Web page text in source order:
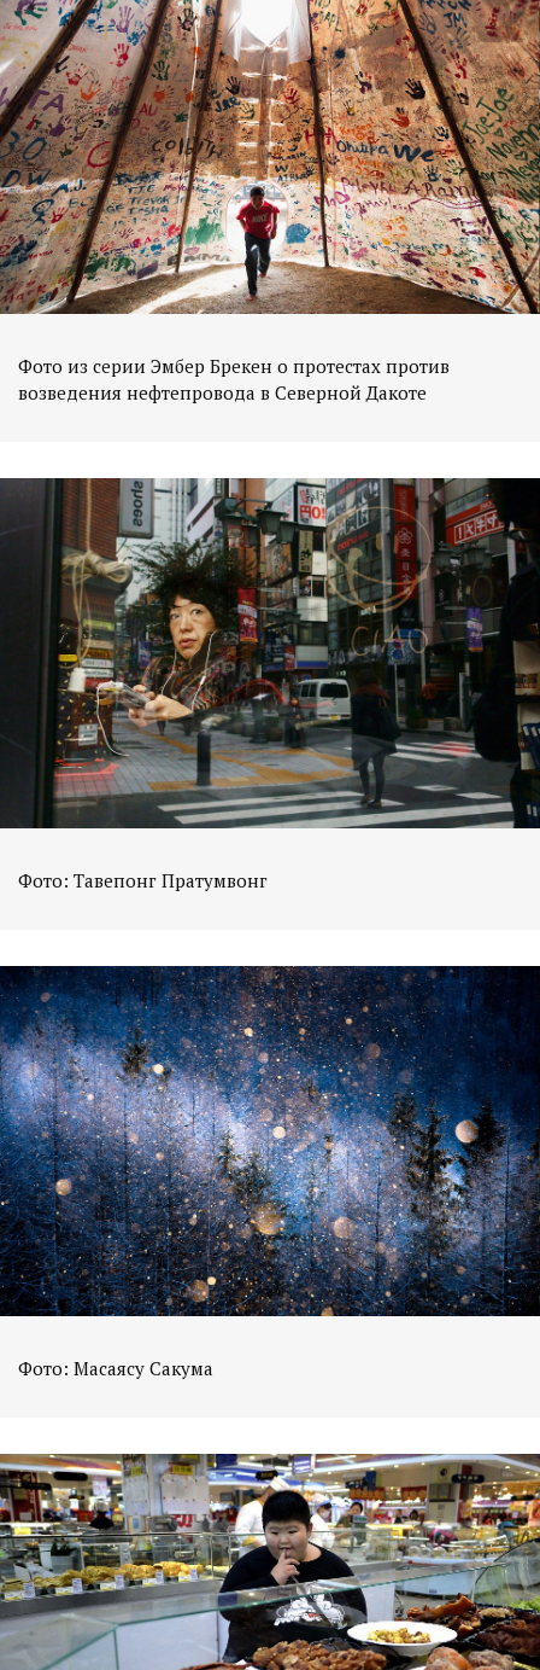
Фото из серии Эмбер Брекен о протестах против
возведения нефтепровода в Северной Дакоте
Фото: Тавепонг Пратумвонг
Фото: Масаясу Сакума